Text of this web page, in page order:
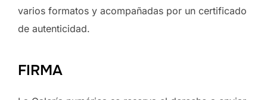
varios formatos y acompañadas por un certificado
de autenticidad.
FIRMA